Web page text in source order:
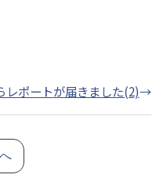
レポートが届きました(2)→